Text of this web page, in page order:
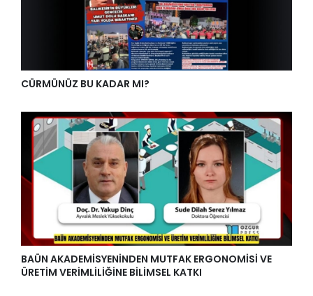
CÜRMÜNÜZ BU KADAR MI?
BAÜN AKADEMİSYENİNDEN MUTFAK ERGONOMİSİ VE
ÜRETİM VERİMLİLİĞİNE BİLİMSEL KATKI